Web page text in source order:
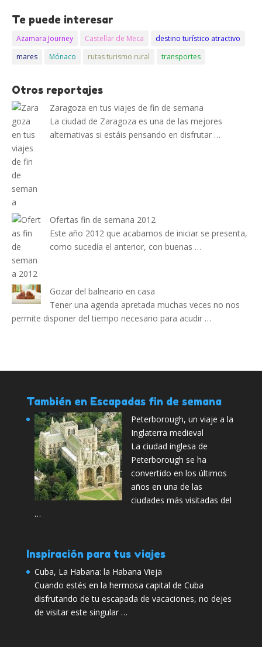
Te puede interesar
Azamara Journey Castellar de Meca
destino turístico atractivo
mares
Mónaco rutas turismo rural transportes
Otros reportajes
Zaragoza en tus viajes de fin de semana
La ciudad de Zaragoza es una de las mejores
alternativas si estáis pensando en disfrutar …
Ofertas fin de semana 2012
Este año 2012 que acabamos de iniciar se presenta,
como sucedía el anterior, con buenas …
Gozar del balneario en casa
Tener una agenda apretada muchas veces no nos
permite disponer del tiempo necesario para acudir …
También en Escapadas fin de semana
Peterborough, un viaje a la
Inglaterra medieval
La ciudad inglesa de
Peterborough se ha
convertido en los últimos
años en una de las
ciudades más visitadas del
…
Inspiración para tus viajes
Cuba, La Habana: la Habana Vieja
Cuando estés en la hermosa capital de Cuba
disfrutando de tu escapada de vacaciones, no dejes
de visitar este singular …